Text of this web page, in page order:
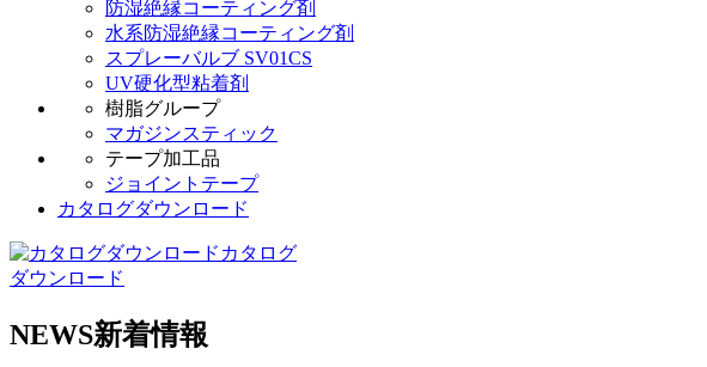
防湿絶縁コーティング剤
水系防湿絶縁コーティング剤
スプレーバルブ SV01CS
UV硬化型粘着剤
樹脂グループ
マガジンスティック
テープ加工品
ジョイントテープ
カタログダウンロード
カタログ
ダウンロード
NEWS新着情報